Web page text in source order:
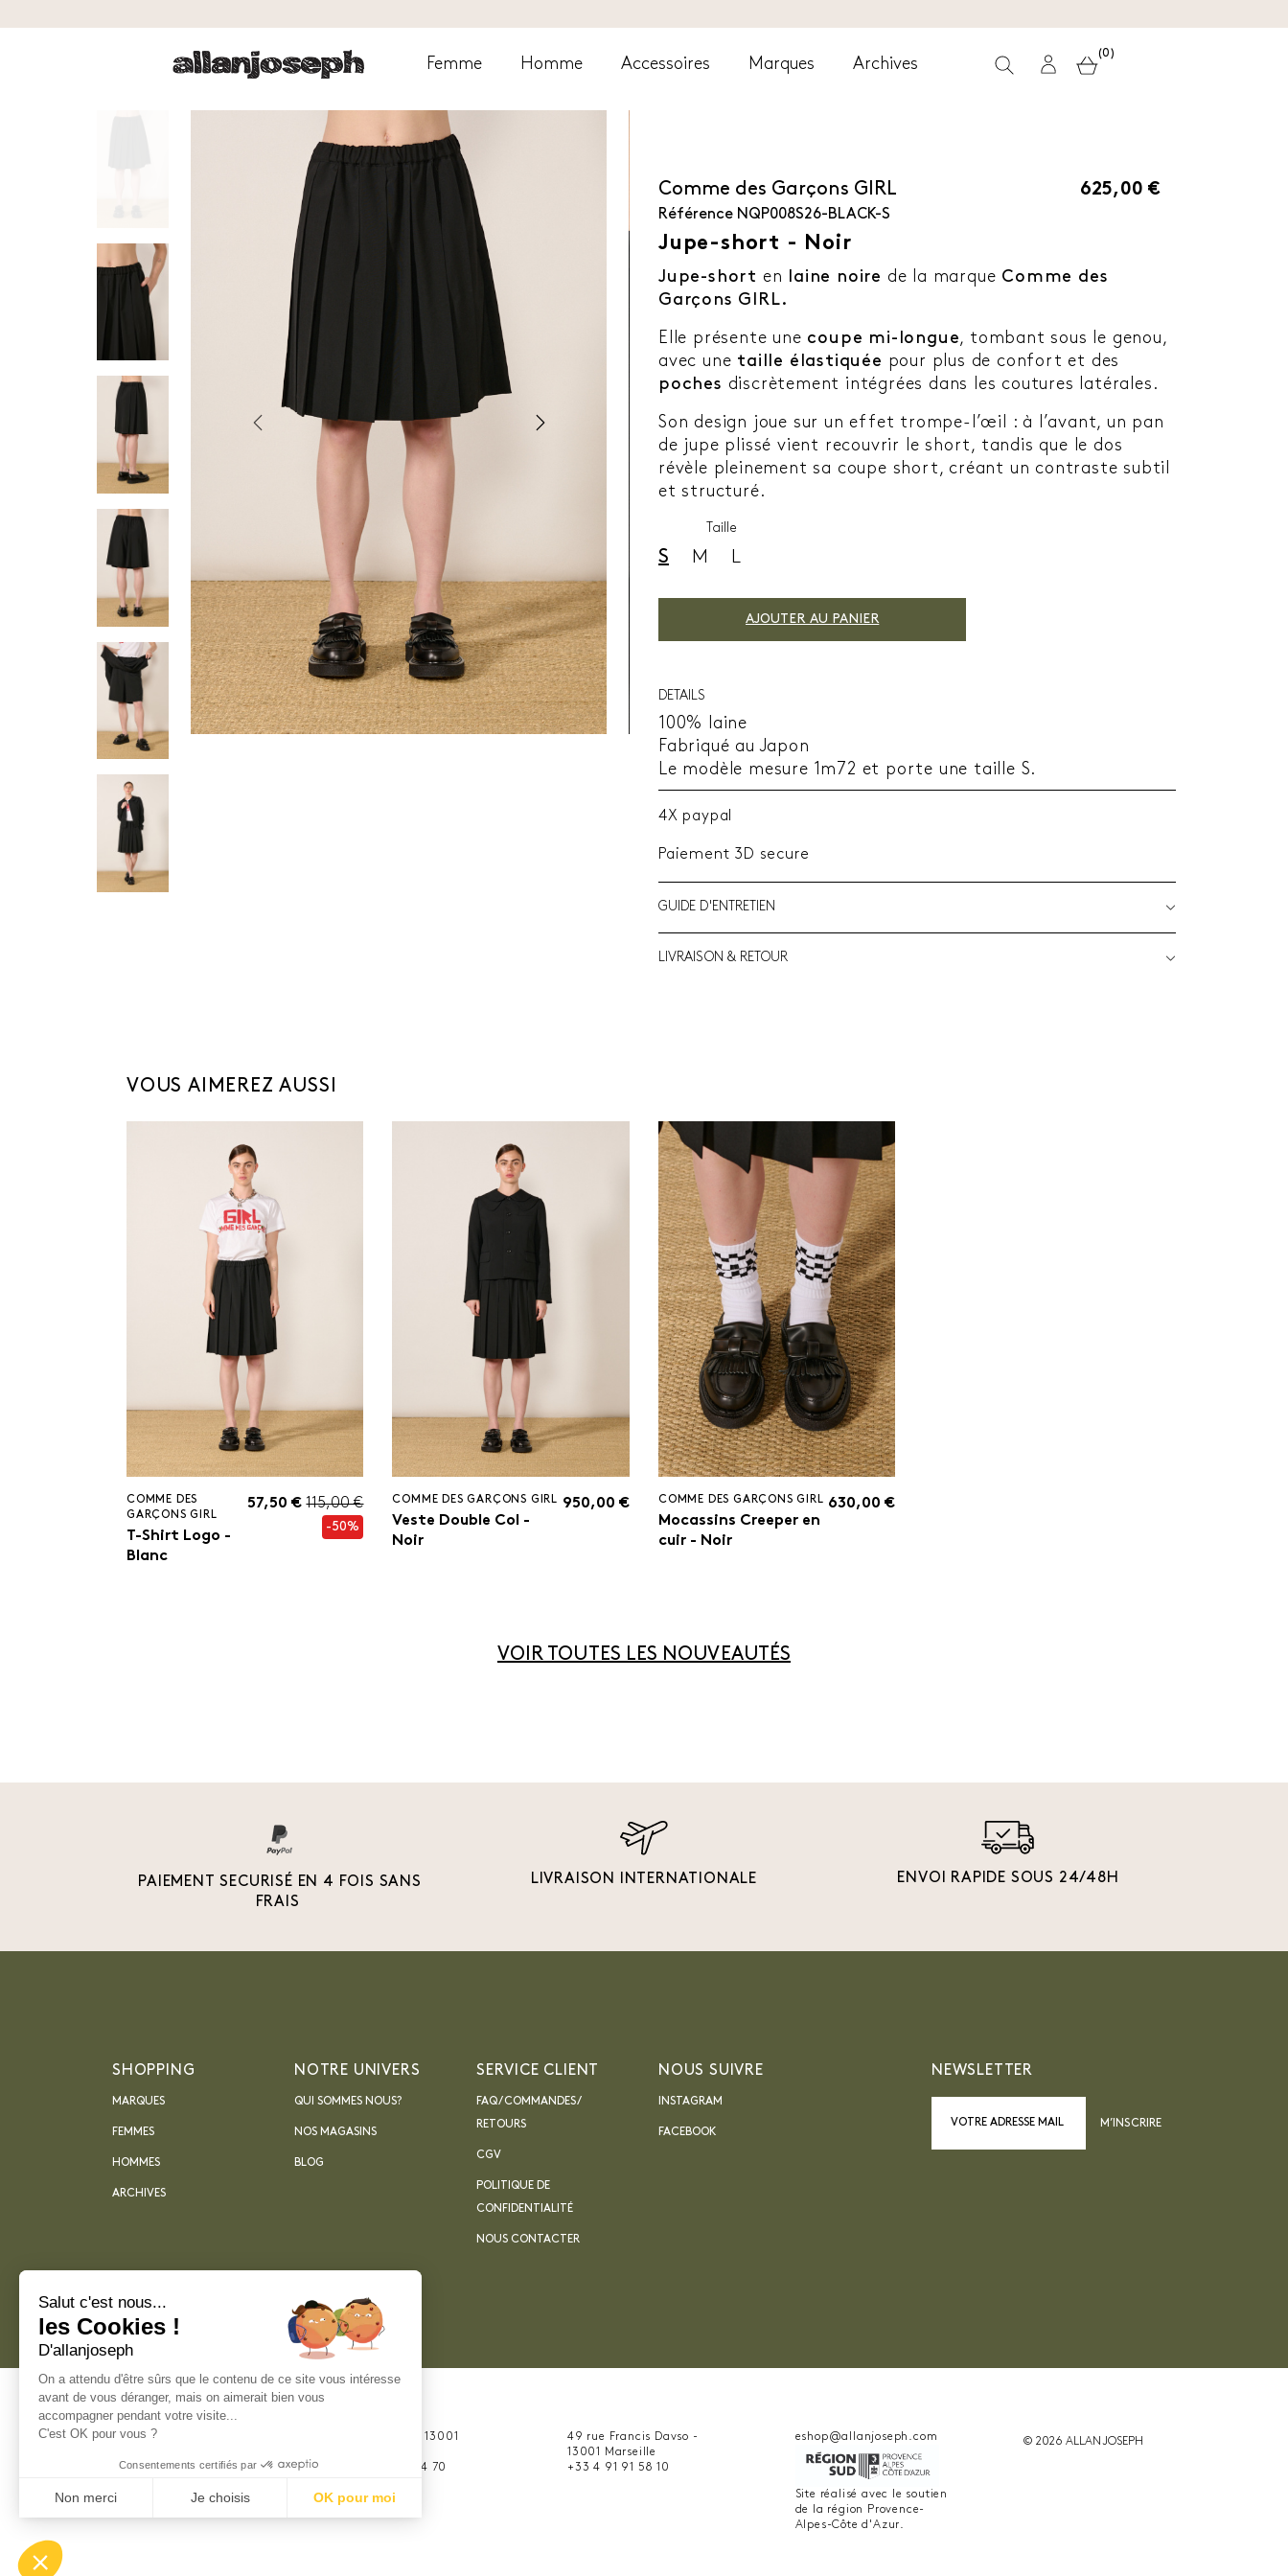
Femme Homme Accessoires Marques Archives
(0)
Comme des Garçons GIRL
Référence NQP008S26-BLACK-S
Jupe-short - Noir
625,00 €
Jupe-short en laine noire de la marque Comme des
Garçons GIRL.
Elle présente une coupe mi-longue, tombant sous le genou,
avec une taille élastiquée pour plus de confort et des
poches discrètement intégrées dans les coutures latérales.
Son design joue sur un effet trompe-l’œil : à l’avant, un pan
de jupe plissé vient recouvrir le short, tandis que le dos
révèle pleinement sa coupe short, créant un contraste subtil
et structuré.
Taille
S M L
AJOUTER AU PANIER
DETAILS
100% laine
Fabriqué au Japon
Le modèle mesure 1m72 et porte une taille S.
4X paypal
Paiement 3D secure
GUIDE D'ENTRETIEN
LIVRAISON & RETOUR
VOUS AIMEREZ AUSSI
COMME DES
GARÇONS GIRL
T-Shirt Logo -
Blanc
57,50 € 115,00 €
-50%
COMME DES GARÇONS GIRL
Veste Double Col -
Noir
950,00 € COMME DES GARÇONS GIRL
Mocassins Creeper en
cuir - Noir
630,00 €
VOIR TOUTES LES NOUVEAUTÉS
PAIEMENT SECURISÉ EN 4 FOIS SANS
FRAIS
LIVRAISON INTERNATIONALE ENVOI RAPIDE SOUS 24/48H
SHOPPING
MARQUES
FEMMES
HOMMES
ARCHIVES
NOTRE UNIVERS
QUI SOMMES NOUS?
NOS MAGASINS
BLOG
SERVICE CLIENT
FAQ / COMMANDES /
RETOURS
CGV
POLITIQUE DE
CONFIDENTIALITÉ
NOUS CONTACTER
NOUS SUIVRE
INSTAGRAM
FACEBOOK
NEWSLETTER
M’INSCRIRE
21 rue Sainte - 13001
+33 4 91 55 64 70
49 rue Francis Davso -
13001 Marseille
+33 4 91 91 58 10
eshop@allanjoseph.com
Site réalisé avec le soutien
de la région Provence-
Alpes-Côte d'Azur.
© 2026 ALLAN JOSEPH
Salut c'est nous...
les Cookies !
D'allanjoseph
On a attendu d'être sûrs que le contenu de ce site vous intéresse
avant de vous déranger, mais on aimerait bien vous
accompagner pendant votre visite...
C'est OK pour vous ?
Consentements certifiés par
Non merci Je choisis OK pour moi
Notre plateforme vous permet d'adapter et de gérer vos paramètres de confidentialité, en garantissant la conformité avec les réglementations.